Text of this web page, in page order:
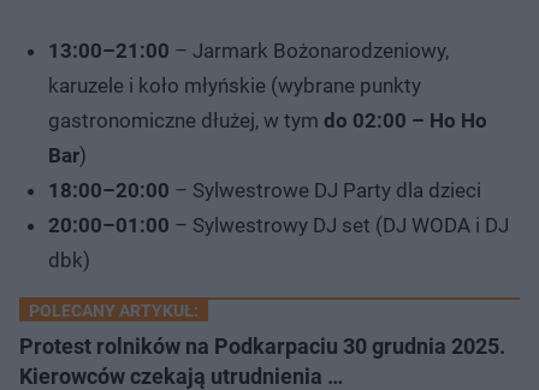
13:00–21:00 – Jarmark Bożonarodzeniowy,
karuzele i koło młyńskie (wybrane punkty
gastronomiczne dłużej, w tym do 02:00 – Ho Ho
Bar)
18:00–20:00 – Sylwestrowe DJ Party dla dzieci
20:00–01:00 – Sylwestrowy DJ set (DJ WODA i DJ
dbk)
POLECANY ARTYKUŁ:
Protest rolników na Podkarpaciu 30 grudnia 2025.
Kierowców czekają utrudnienia …